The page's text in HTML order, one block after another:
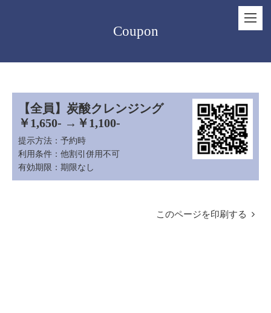
Coupon
【全員】炭酸クレンジング
￥1,650- →￥1,100-
提示方法： 予約時
利用条件： 他割引併用不可
有効期限： 期限なし
このページを印刷する